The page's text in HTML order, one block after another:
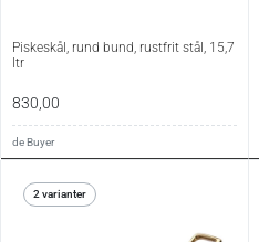
Piskeskål, rund bund, rustfrit stål, 15,7
ltr
830,00
de Buyer
2 varianter